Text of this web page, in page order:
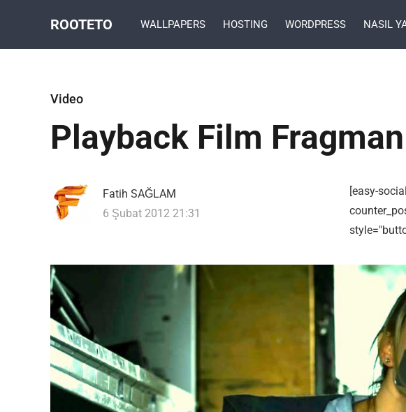
ROOTETO WALLPAPERS HOSTING WORDPRESS NASIL
Video
Playback Film
Fatih SAĞLAM
6 Şubat 2012 21:31
[easy-